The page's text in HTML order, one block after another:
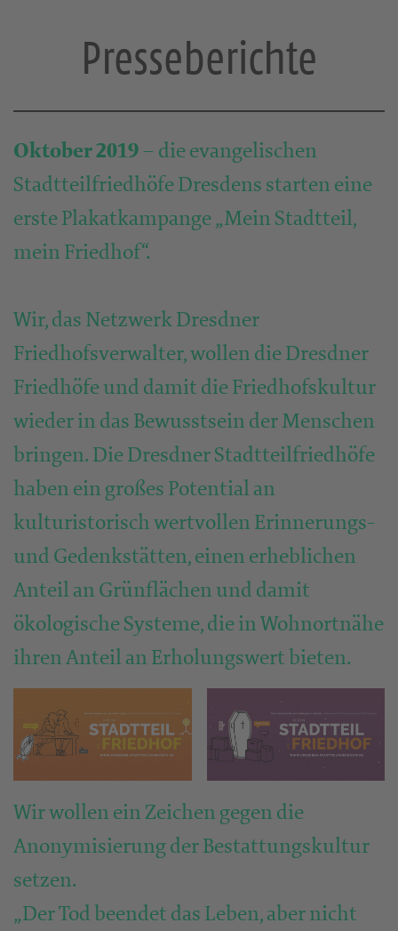
Presseberichte
Oktober 2019– die evangelischen
Stadtteilfriedhöfe Dresdens starten eine
erste Plakatkampange „Mein Stadtteil,
mein Friedhof“.
Wir, das Netzwerk Dresdner
Friedhofsverwalter, wollen die Dresdner
Friedhöfe und damit die Friedhofskultur
wieder in das Bewusstsein der Menschen
bringen. Die Dresdner Stadtteilfriedhöfe
haben ein großes Potential an
kulturistorisch wertvollen Erinnerungs-
und Gedenkstätten, einen erheblichen
Anteil an Grünflächen und damit
ökologische Systeme, die in Wohnortnähe
ihren Anteil an Erholungswert bieten.
Wir wollen ein Zeichen gegen die
Anonymisierung der Bestattungskultur
setzen.
„Der Tod beendet das Leben, aber nicht